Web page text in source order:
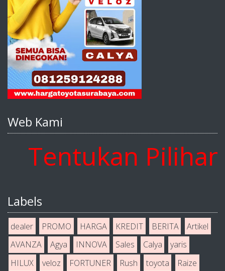
Web Kami
Pilihan
Labels
dealer PROMO HARGA KREDIT BERITA
Artikel
AVANZA
Agya INNOVA Sales Calya
yaris
HILUX
veloz FORTUNER Rush toyota
Raize